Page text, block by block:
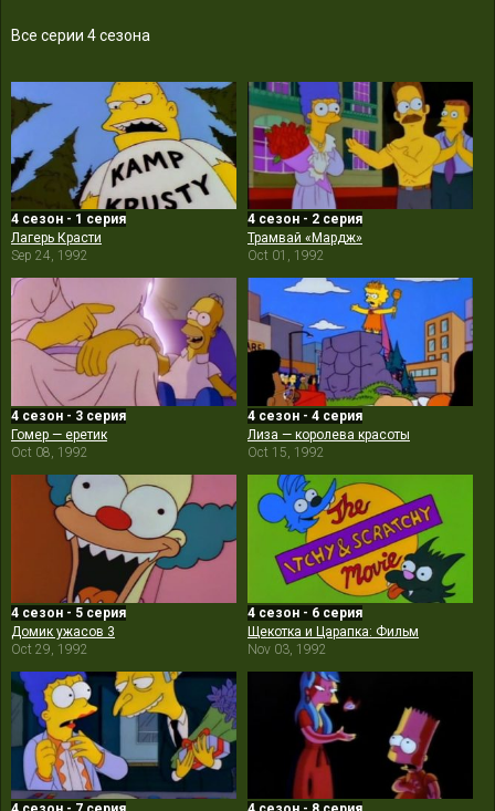
Все серии 4 сезона
4 сезон - 1 серия
Лагерь Красти
Sep 24, 1992
4 сезон - 2 серия
Трамвай «Мардж»
Oct 01, 1992
4 сезон - 3 серия
Гомер — еретик
Oct 08, 1992
4 сезон - 4 серия
Лиза — королева красоты
Oct 15, 1992
4 сезон - 5 серия
Домик ужасов 3
Oct 29, 1992
4 сезон - 6 серия
Щекотка и Царапка: Фильм
Nov 03, 1992